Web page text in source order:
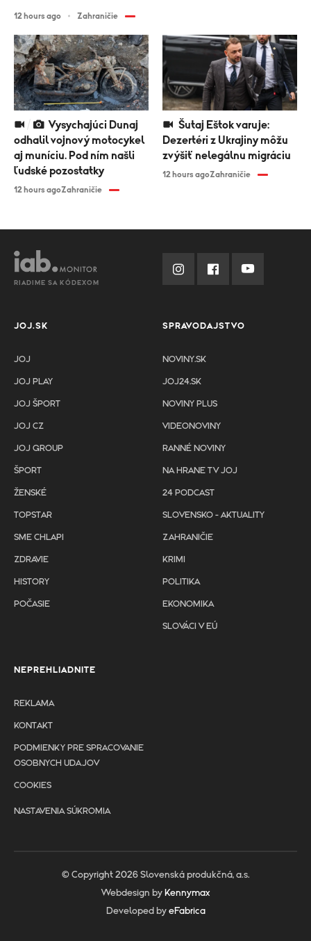
odhalil vojnový motocykel
aj muníciu. Pod ním našli
ľudské pozostatky
12 hours agoZahraničie
Dezertéri z Ukrajiny môžu
zvýšiť nelegálnu migráciu
12 hours agoZahraničie
12 hours ago Zahraničie
RIADIME SA KÓDEXOM
JOJ.SK
JOJ
JOJ PLAY
JOJ ŠPORT
JOJ CZ
JOJ GROUP
ŠPORT
ŽENSKÉ
TOPSTAR
SME CHLAPI
ZDRAVIE
HISTORY
POČASIE
SPRAVODAJSTVO
NOVINY.SK
JOJ24.SK
NOVINY PLUS
VIDEONOVINY
RANNÉ NOVINY
NA HRANE TV JOJ
24 PODCAST
SLOVENSKO - AKTUALITY
ZAHRANIČIE
KRIMI
POLITIKA
EKONOMIKA
SLOVÁCI V EÚ
NEPREHLIADNITE
REKLAMA
KONTAKT
PODMIENKY PRE SPRACOVANIE
OSOBNYCH UDAJOV
COOKIES
NASTAVENIA SÚKROMIA
© Copyright 2026 Slovenská produkčná, a.s.
Webdesign by Kennymax
Developed by eFabrica